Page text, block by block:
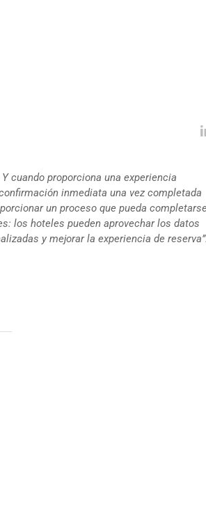
cuando proporciona una experiencia
inmediata una vez completada
un proceso que pueda completarse
los hoteles pueden aprovechar los datos
y mejorar la experiencia de reserva”.